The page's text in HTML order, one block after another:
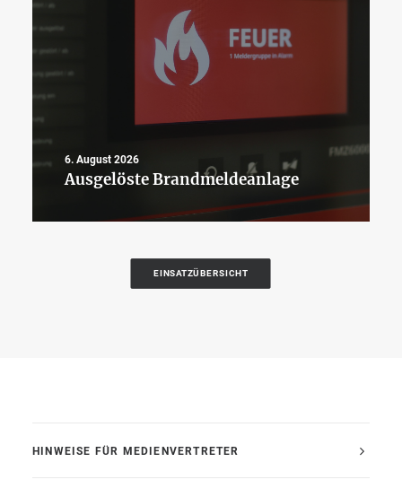
6. August 2026
Ausgelöste Brandmeldeanlage
EINSATZÜBERSICHT
HINWEISE FÜR MEDIENVERTRETER